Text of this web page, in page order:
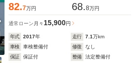
82.7万円 68.8万円
通常ローン 月々 15,900円
年式 2017年 走行 7.1万km
車検
車検整備付 修復
なし
保証
保証付 整備
法定整備付